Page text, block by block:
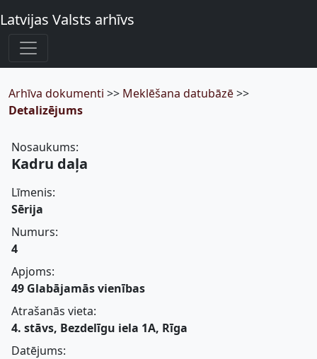
Latvijas Valsts arhīvs
Arhīva dokumenti >> Meklēšana datubāzē>>
Detalizējums
Nosaukums:
Kadru daļa
Līmenis:
Sērija
Numurs:
4
Apjoms:
49 Glabājamās vienības
Atrašanās vieta:
4. stāvs, Bezdelīgu iela 1A, Rīga
Datējums: